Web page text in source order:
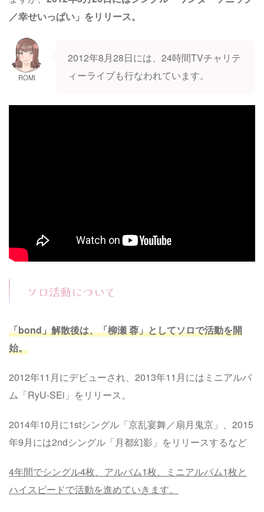
／幸せいっぱい」をリリース。
ROMI
2012年8月28日には、24時間TVチャリテ
ィーライブも行なわれています。
ソロ活動について
「bond」解散後は、「柳瀬 蓉」としてソロで活動を開
始。
2012年11月にデビューされ、2013年11月にはミニアルバ
ム「RyU-SEi」をリリース。
2014年10月に1stシングル「京乱宴舞／扇月鬼京」、2015
年9月には2ndシングル「月都幻影」をリリースするなど
4年間でシングル4枚、アルバム1枚、ミニアルバム1枚と
ハイスピードで活動を進めていきます。